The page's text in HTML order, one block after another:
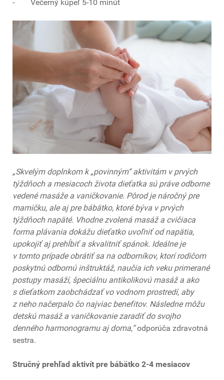
- Večerný kúpeľ 5-10 minút
„Skvelým doplnkom k „povinným“ aktivitám v prvých
týždňoch a mesiacoch života dieťatka sú práve odborne
vedené masáže a vaničkovanie. Pôrod je náročný pre
mamičku, ale aj pre bábätko, ktoré býva v prvých
týždňoch napäté. Vhodne zvolená masáž a cvičiaca
forma plávania dokážu dieťatko uvoľniť od napätia,
upokojiť aj prehĺbiť a skvalitniť spánok. Ideálne je
v tomto prípade obrátiť sa na odborníkov, ktorí rodičom
poskytnú odbornú inštruktáž, naučia ich veku primerané
postupy masáží, špeciálnu antikolikovú masáž a ako
s dieťatkom zaobchádzať vo vodnom prostredí, aby
z neho načerpalo čo najviac benefitov. Následne môžu
detskú masáž a vaničkovanie zaradiť do svojho
denného harmonogramu aj doma,“odporúča zdravotná
sestra.
Stručný prehľad aktivít pre bábätko 2-4 mesiacov